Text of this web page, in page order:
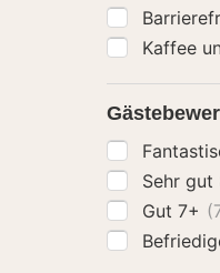
Kaffee
Sehr gut
Gut 7+